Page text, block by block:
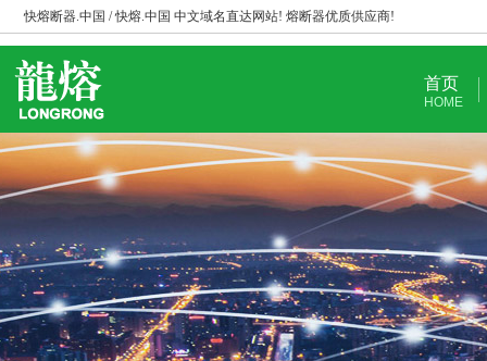
快熔断器.中国 / 快熔.中国 中文域名直达网站! 熔断器优质供应商!
首页
HOME